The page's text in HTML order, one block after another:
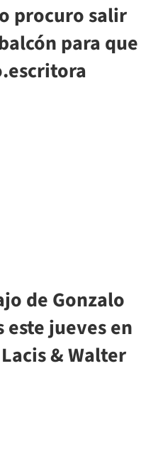
procuro salir
para que
de Gonzalo
este jueves en
& Walter